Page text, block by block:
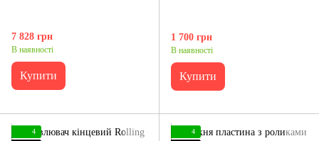
7 828 грн
В наявності
Купити
1 700 грн
В наявності
Купити
4
4